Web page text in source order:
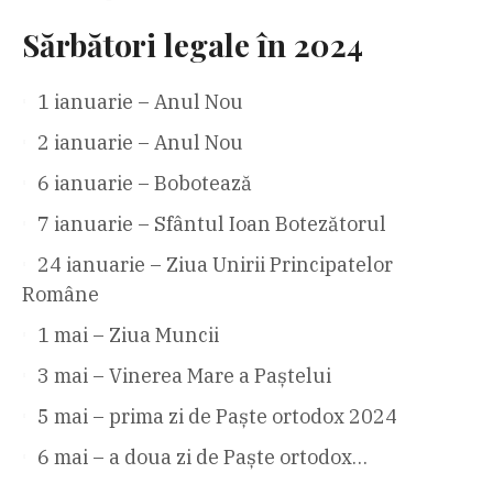
Sărbători legale în 2024
1 ianuarie – Anul Nou
2 ianuarie – Anul Nou
6 ianuarie – Bobotează
7 ianuarie – Sfântul Ioan Botezătorul
24 ianuarie – Ziua Unirii Principatelor
Române
1 mai – Ziua Muncii
3 mai – Vinerea Mare a Paștelui
5 mai – prima zi de Paște ortodox 2024
6 mai – a doua zi de Paște ortodox…